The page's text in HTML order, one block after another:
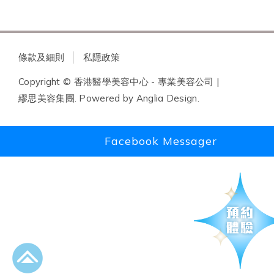
條款及細則 私隱政策
Copyright © 香港醫學美容中心 - 專業美容公司 |
繆思美容集團. Powered by Anglia Design
Facebook Messager